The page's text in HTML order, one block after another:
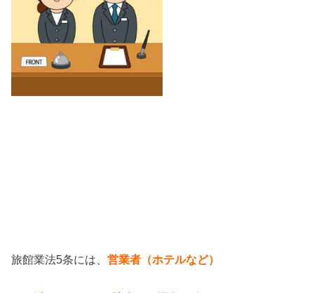
旅館業法5条には、営業者（ホテルなど）